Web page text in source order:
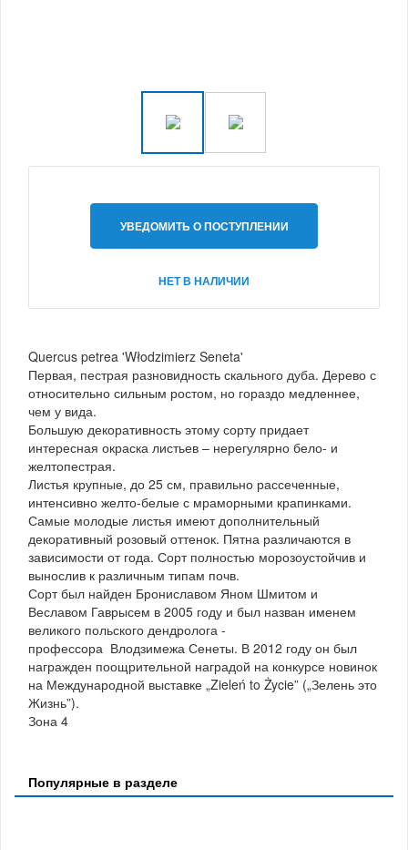
УВЕДОМИТЬ О ПОСТУПЛЕНИИ
НЕТ В НАЛИЧИИ
Quercus petrea 'Włodzimierz Seneta'
Первая, пестрая разновидность скального дуба. Дерево с
относительно сильным ростом, но гораздо медленнее,
чем у вида.
Большую декоративность этому сорту придает
интересная окраска листьев – нерегулярно бело- и
желтопестрая.
Листья крупные, до 25 см, правильно рассеченные,
интенсивно желто-белые с мраморными крапинками.
Самые молодые листья имеют дополнительный
декоративный розовый оттенок. Пятна различаются в
зависимости от года. Сорт полностью морозоустойчив и
вынослив к различным типам почв.
Сорт был найден Брониславом Яном Шмитом и
Веславом Гаврысем в 2005 году и был назван именем
великого польского дендролога -
профессора Влодзимежа Сенеты. В 2012 году он был
награжден поощрительной наградой на конкурсе новинок
на Международной выставке „Zieleń to Życie” („Зелень это
Жизнь”).
Зона 4
Популярные в разделе